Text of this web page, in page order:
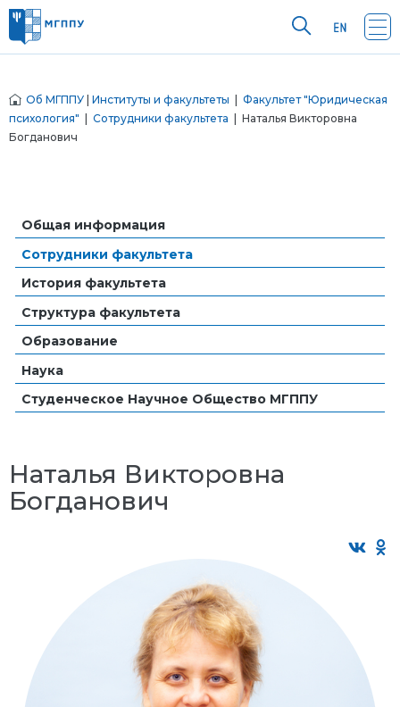
Об МГППУ Институты и факультеты
Факультет "Юридическая
психология"
Сотрудники факультета | Наталья Викторовна
Богданович
Общая информация
Сотрудники факультета
История факультета
Структура факультета
Образование
Наука
Студенческое Научное Общество МГППУ
Наталья Викторовна
Богданович